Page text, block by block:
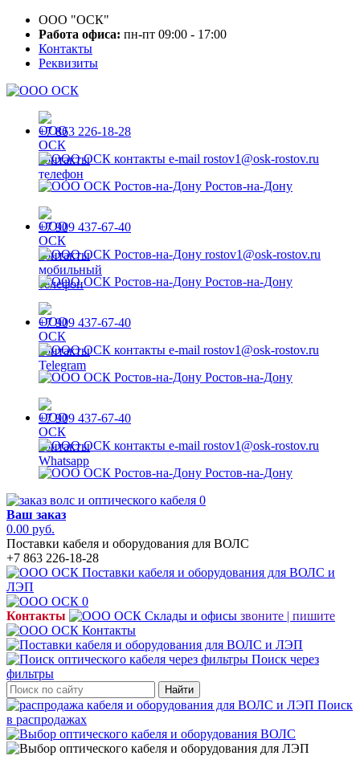
ООО "ОСК"
Работа офиса: пн-пт 09:00 - 17:00
Контакты
Реквизиты
+7 863 226-18-28
rostov1@osk-rostov.ru
Ростов-на-Дону
+7 909 437-67-40
rostov1@osk-rostov.ru
Ростов-на-Дону
+7 909 437-67-40
rostov1@osk-rostov.ru
Ростов-на-Дону
+7 909 437-67-40
rostov1@osk-rostov.ru
Ростов-на-Дону
0
Ваш заказ
0.00 руб.
Поставки кабеля и оборудования для ВОЛС
+7 863 226-18-28
0
Контакты
звоните | пишите
Поиск через
фильтры
Найти
Поиск
в распродажах